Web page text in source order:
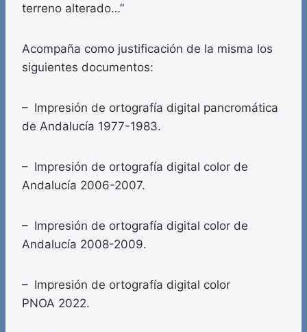
terreno alterado…”
Acompaña como justificación de la misma los
siguientes documentos:
– Impresión de ortografía digital pancromática
de Andalucía 1977-1983.
– Impresión de ortografía digital color de
Andalucía 2006-2007.
– Impresión de ortografía digital color de
Andalucía 2008-2009.
– Impresión de ortografía digital color
PNOA 2022.